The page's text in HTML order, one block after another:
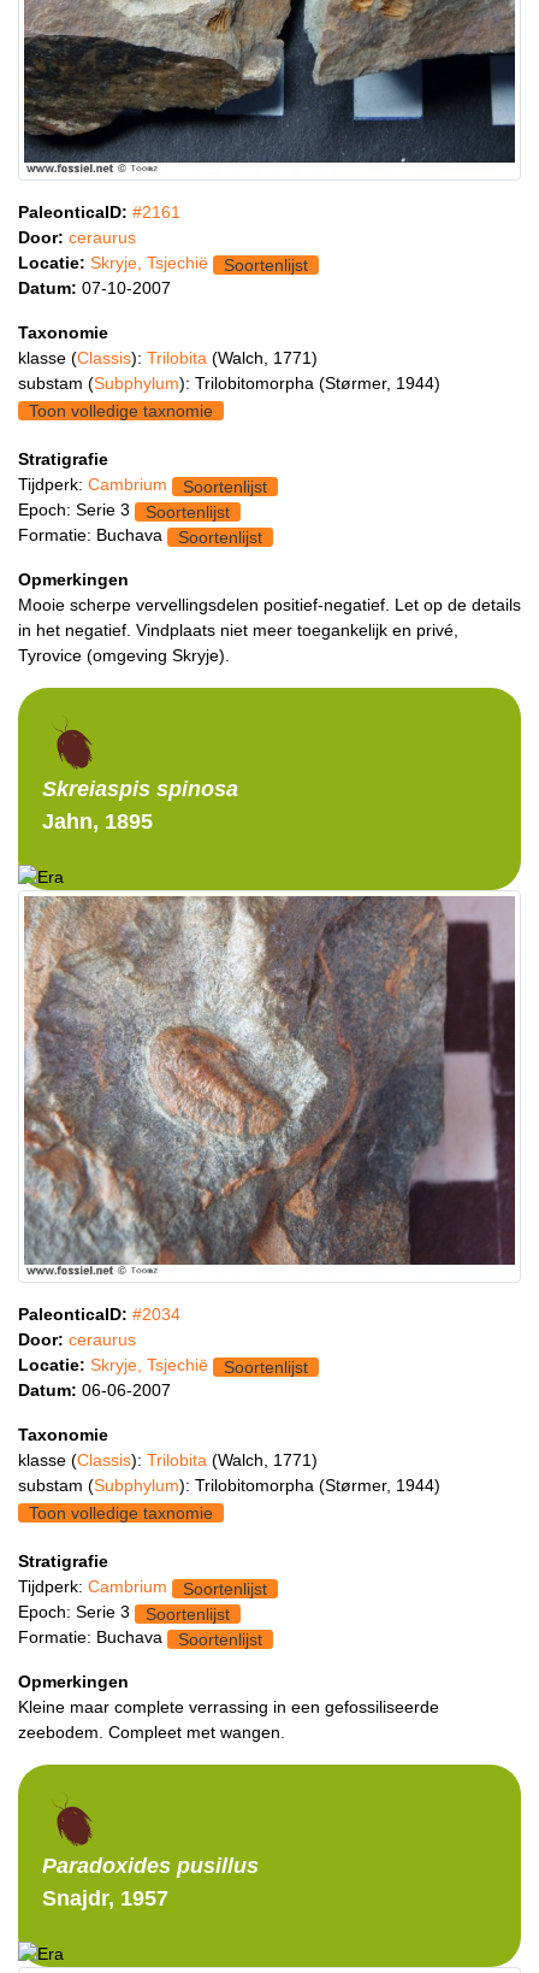
PaleonticaID: #2161
Door: ceraurus
Locatie: Skryje, Tsjechië
Soortenlijst
Datum: 07-10-2007
Taxonomie
klasse (Classis): Trilobita (Walch, 1771)
substam (Subphylum): Trilobitomorpha (Størmer, 1944)
Toon volledige taxnomie
Stratigrafie
Tijdperk: Cambrium
Soortenlijst
Epoch: Serie 3
Soortenlijst
Formatie: Buchava
Soortenlijst
Opmerkingen
Mooie scherpe vervellingsdelen positief-negatief. Let op de details
in het negatief. Vindplaats niet meer toegankelijk en privé,
Tyrovice (omgeving Skryje).
Skreiaspis spinosa
Jahn, 1895
PaleonticaID: #2034
Door: ceraurus
Locatie: Skryje, Tsjechië
Soortenlijst
Datum: 06-06-2007
Taxonomie
klasse (Classis): Trilobita (Walch, 1771)
substam (Subphylum): Trilobitomorpha (Størmer, 1944)
Toon volledige taxnomie
Stratigrafie
Tijdperk: Cambrium
Soortenlijst
Epoch: Serie 3
Soortenlijst
Formatie: Buchava
Soortenlijst
Opmerkingen
Kleine maar complete verrassing in een gefossiliseerde
zeebodem. Compleet met wangen.
Paradoxides pusillus
Snajdr, 1957